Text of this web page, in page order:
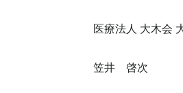
医療法人 大木会
笠井 啓次